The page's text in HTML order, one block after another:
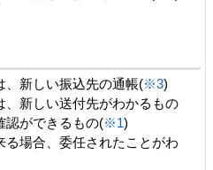
、新しい振込先の通帳(※3)
、新しい送付先がわかるもの
認ができるもの(※1)
る場合、委任されたことがわ